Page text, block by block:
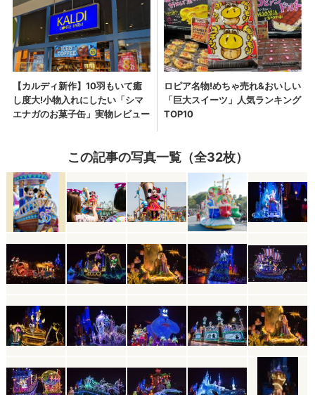
この記事の写真一覧（全32枚）